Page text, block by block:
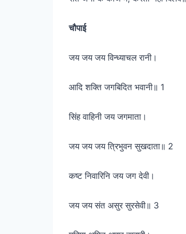
चौपाई
जय जय जय विन्ध्याचल रानी।
आदि शक्ति जगबिदित भवानी॥ 1
सिंह वाहिनी जय जगमाता।
जय जय जय त्रिभुवन सुखदाता॥ 2
कष्ट निवारिनि जय जग देवी।
जय जय संत असुर सुरसेवी॥ 3